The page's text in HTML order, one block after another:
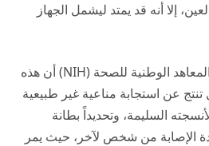
إلا أنه قد يمتد ليشمل الجهاز
المعاهد الوطنية للصحة (NIH)
أن هذه
عن استجابة مناعية غير طبيعية
السليمة، وتحديداً بطانة
الإصابة من شخص لآخر، حيث يمر